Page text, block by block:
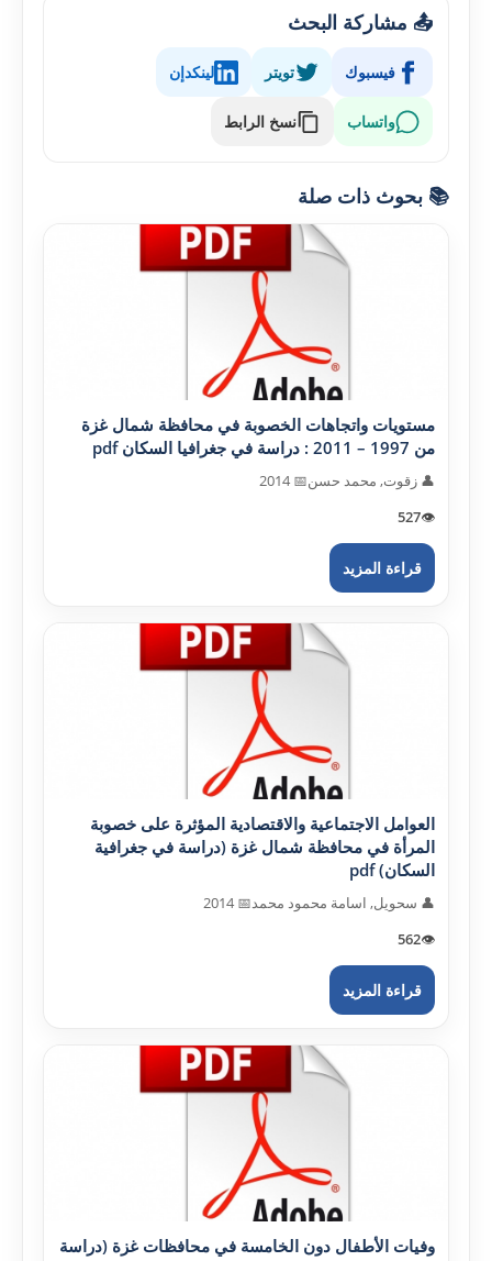
📤 مشاركة البحث
فيسبوك تويتر لينكدإن
واتساب نسخ الرابط
📚 بحوث ذات صلة
مستويات واتجاهات الخصوبة في محافظة شمال غزة
من 1997 – 2011 : دراسة في جغرافيا السكان pdf
👤 زقوت, محمد حسن📅 2014
👁️
527
قراءة المزيد
العوامل الاجتماعية والاقتصادية المؤثرة على خصوبة
المرأة في محافظة شمال غزة (دراسة في جغرافية
السكان) pdf
👤 سحويل, اسامة محمود محمد📅 2014
👁️
562
قراءة المزيد
وفيات الأطفال دون الخامسة في محافظات غزة (دراسة